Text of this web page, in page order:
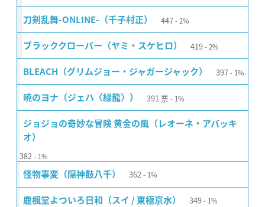
刀剣乱舞-ONLINE-（千子村正） 447 2%
ブラッククローバー（ヤミ・スケヒロ） 419 2%
BLEACH（グリムジョー・ジャガージャック） 397 1%
暁のヨナ（ジェハ〈緑龍〉） 391 票 1%
ジョジョの奇妙な冒険 黄金の風（レオーネ・アバッキ
オ）
382 1%
怪物事変（隠神鼓八千） 362 1%
鹿楓堂よついろ日和（スイ / 東極京水） 349 1%